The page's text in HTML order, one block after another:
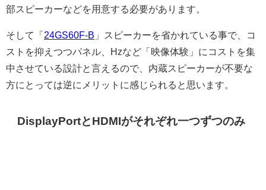
部スピーカーなどを用意する必要があります。
そして「 24GS60F-B 」スピーカーを省かれている事で、コ
ストを抑えつつパネル、Hzなど「映像体験」にコストを集
中させている設計と言えるので、内蔵スピーカーが不要な
方にとっては逆にメリットに感じられると思います。
DisplayPortとHDMIがそれぞれ一つずつのみ